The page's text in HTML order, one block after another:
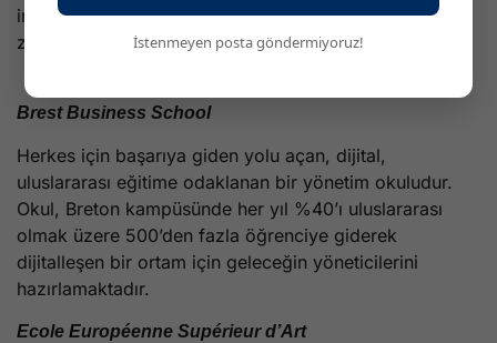
inşaat mesleklerine kadar BUT ve LP ile
zenginleştiriyor.
Brest Business School
Herkes için başarıya giden yolu açan, dijital,
uluslararası eğitime odaklanan bir yönetim okuludur.
Okul, Breton kampüsünde her yıl %40’ı uluslararası
olmak üzere 500’den fazla öğrenciye giderek
dijitalleşen bir ortam için geleceğin yöneticilerini
hazırlamaktadır.
Ecole Européenne Supérieur d’Art
İstenmeyen posta göndermiyoruz!